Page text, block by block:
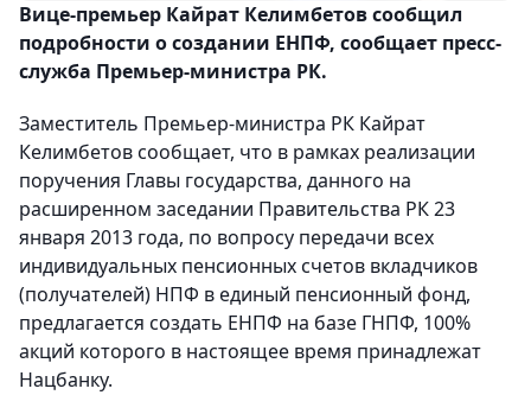
Вице-премьер Кайрат Келимбетов сообщил
подробности о создании ЕНПФ, сообщает пресс-
служба Премьер-министра РК.
Заместитель Премьер-министра РК Кайрат
Келимбетов сообщает, что в рамках реализации
поручения Главы государства, данного на
расширенном заседании Правительства РК 23
января 2013 года, по вопросу передачи всех
индивидуальных пенсионных счетов вкладчиков
(получателей) НПФ в единый пенсионный фонд,
предлагается создать ЕНПФ на базе ГНПФ, 100%
акций которого в настоящее время принадлежат
Нацбанку.